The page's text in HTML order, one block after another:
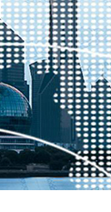
规划文本
公告
通知
政策图解